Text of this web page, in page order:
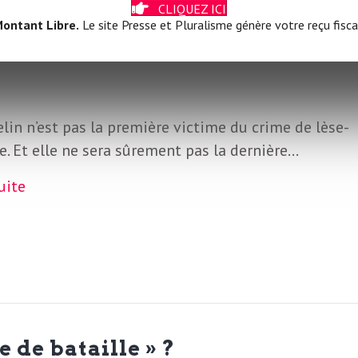
victime du crime de
n’est pas la première victime du crime de lèse-
Et elle ne sera sûrement pas la dernière…
de bataille » ?
CLIQUEZ ICI
Libre. Le site Presse et Pluralisme génère votre reçu